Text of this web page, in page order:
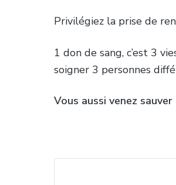
Privilégiez la prise de
1 don de sang, c’est 3
soigner 3 personnes
Vous aussi venez sauver